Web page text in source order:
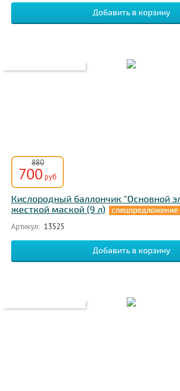
880
700 руб
Кислородный баллончик "Основной
жесткой маской (9 л)
Артикул: 13525